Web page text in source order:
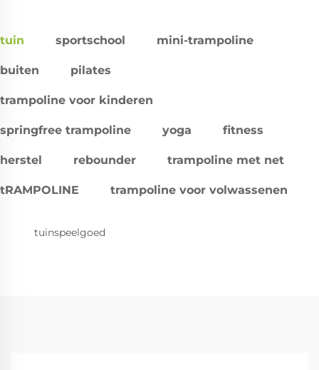
tuin sportschool mini-trampoline
buiten pilates
trampoline voor kinderen
springfree trampoline yoga fitness
herstel rebounder trampoline met net
tRAMPOLINE trampoline voor volwassenen
tuinspeelgoed